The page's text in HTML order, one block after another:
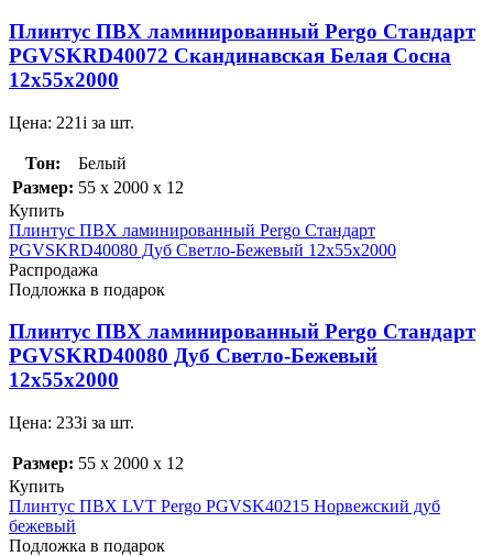
Плинтус ПВХ ламинированный Pergo Стандарт
PGVSKRD40072 Скандинавская Белая Сосна
12х55х2000
Цена: 221i за шт.
Тон:
Белый
Размер: 55 x 2000 x 12
Купить
Плинтус ПВХ ламинированный Pergo Стандарт
PGVSKRD40080 Дуб Светло-Бежевый 12х55х2000
Распродажа
Подложка в подарок
Плинтус ПВХ ламинированный Pergo Стандарт
PGVSKRD40080 Дуб Светло-Бежевый
12х55х2000
Цена: 233i за шт.
Размер: 55 x 2000 x 12
Купить
Плинтус ПВХ LVT Pergo PGVSK40215 Норвежский дуб
бежевый
Подложка в подарок